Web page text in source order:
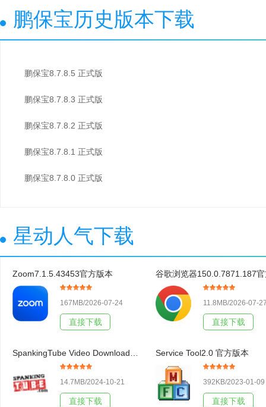
鹏保宝历史版本下载
鹏保宝8.7.8.5 正式版
鹏保宝8.7.8.3 正式版
鹏保宝8.7.8.2 正式版
鹏保宝8.7.8.1 正式版
鹏保宝8.7.8.0 正式版
星动人气下载
Zoom7.1.5.43453官方版本
167MB/2026-07-24
直接下载
11.8MB/2026-07-
直接下载
SpankingTube Video Downloader3.19官方版本
14.7MB/2024-10-21
直接下载
Service Tool2.0 官方版本
392KB/2023-01-09
直接下载